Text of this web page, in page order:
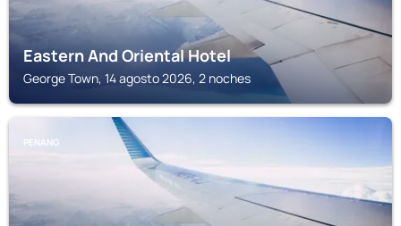
Eastern And Oriental Hotel
George Town, 14 agosto 2026, 2 noches
PENANG